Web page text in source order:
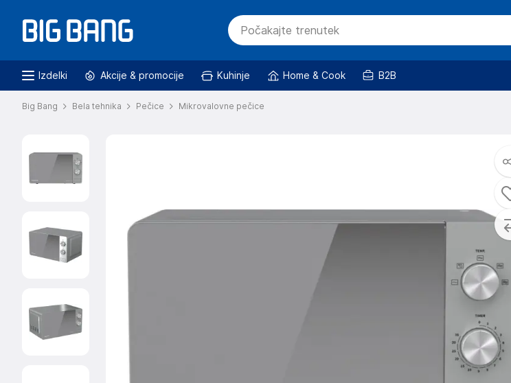
Izdelki Akcije & promocije Kuhinje Home & Cook B2B
Big Bang Bela tehnika Pečice Mikrovalovne pečice